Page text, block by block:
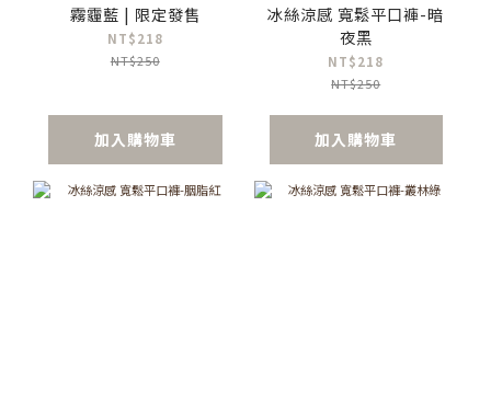
霧霾藍 | 限定發售
NT$218
NT$250
加入購物車
冰絲涼感 寬鬆平口褲-暗
夜黑
NT$218
NT$250
加入購物車